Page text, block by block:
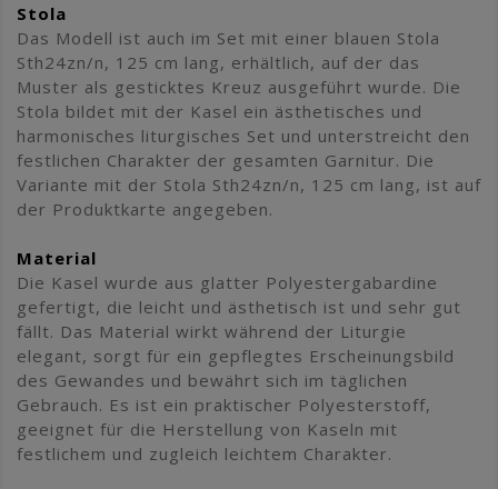
Stola
Das Modell ist auch im Set mit einer blauen Stola
Sth24zn/n, 125 cm lang, erhältlich, auf der das
Muster als gesticktes Kreuz ausgeführt wurde. Die
Stola bildet mit der Kasel ein ästhetisches und
harmonisches liturgisches Set und unterstreicht den
festlichen Charakter der gesamten Garnitur. Die
Variante mit der Stola Sth24zn/n, 125 cm lang, ist auf
der Produktkarte angegeben.
Material
Die Kasel wurde aus glatter Polyestergabardine
gefertigt, die leicht und ästhetisch ist und sehr gut
fällt. Das Material wirkt während der Liturgie
elegant, sorgt für ein gepflegtes Erscheinungsbild
des Gewandes und bewährt sich im täglichen
Gebrauch. Es ist ein praktischer Polyesterstoff,
geeignet für die Herstellung von Kaseln mit
festlichem und zugleich leichtem Charakter.